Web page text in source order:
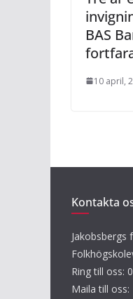
BAS
10 april,
Kontakta
Jakobsbergs
Ring till oss:
Maila till oss: